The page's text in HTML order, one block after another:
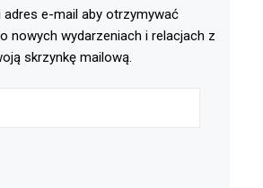
adres e-mail aby otrzymywać
nowych wydarzeniach i relacjach z
skrzynkę mailową.